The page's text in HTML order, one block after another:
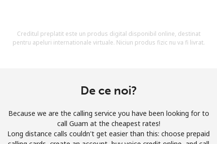
Prin deschiderea unui cont pe acest site, sunt de acord cu
Inregistreaza-te
Creditul preplatit este un produs digital disponibil online, destinat
pentru apeluri internationale virtuale. Niciun produs fizic nu va fi livrat.
De ce noi?
Because we are the calling service you have been looking for to
call Guam at the cheapest rates!
Long distance calls couldn't get easier than this: choose prepaid